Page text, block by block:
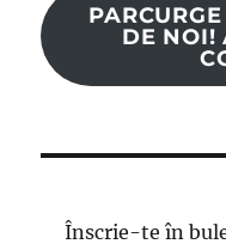
DE NOI!
Înscrie-te în